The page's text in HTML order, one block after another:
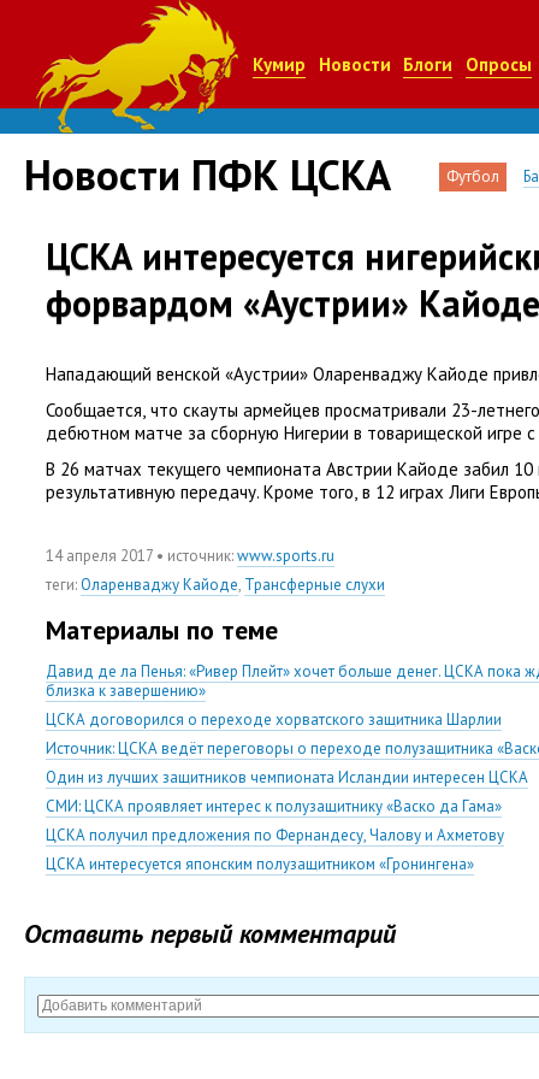
Кумир Новости Блоги Опросы
Новости ПФК ЦСКА Футбол
ЦСКА интересуется
форвардом «Аустрии» Кайоде
Нападающий венской «Аустрии» Оларенваджу Кайоде
Сообщается, что скауты армейцев просматривали 23-
дебютном матче за сборную Нигерии в товарищеской игре с
В 26 матчах текущего чемпионата Австрии Кайоде забил 10
результативную передачу. Кроме того, в 12 играх Лиги
14 апреля 2017 • источник:www.sports.ru
теги:Оларенваджу Кайоде, Трансферные слухи
Материалы по теме
Давид де ла Пенья: «Ривер Плейт» хочет больше денег. ЦСКА пока
близка к завершению»
ЦСКА договорился о переходе хорватского защитника Шарлии
Источник: ЦСКА ведёт переговоры о переходе полузащитника
Один из лучших защитников чемпионата Исландии интересен ЦСКА
СМИ: ЦСКА проявляет интерес к полузащитнику «Васко да Гама»
ЦСКА получил предложения по Фернандесу, Чалову и Ахметову
ЦСКА интересуется японским полузащитником «Гронингена»
Оставить первый комментарий